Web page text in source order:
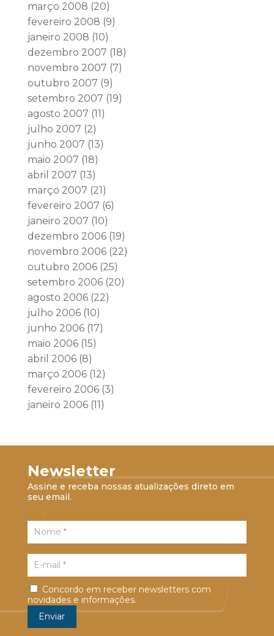
março 2008 (20)
fevereiro 2008 (9)
janeiro 2008 (10)
dezembro 2007 (18)
novembro 2007 (7)
outubro 2007 (9)
setembro 2007 (19)
agosto 2007 (11)
julho 2007 (2)
junho 2007 (13)
maio 2007 (18)
abril 2007 (13)
março 2007 (21)
fevereiro 2007 (6)
janeiro 2007 (10)
dezembro 2006(19)
novembro 2006(22)
outubro 2006(25)
setembro 2006(20)
agosto 2006(22)
julho 2006(10)
junho 2006(17)
maio 2006(15)
abril 2006(8)
março 2006(12)
fevereiro 2006(3)
janeiro 2006(11)
Newsletter
Assine e receba nossas atualizações direto em
seu email.
Concordo em receber newsletters com
novidades e informações.